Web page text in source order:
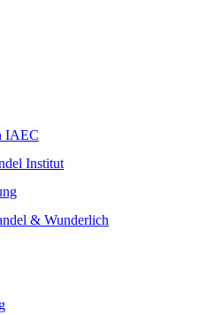
IAEC
Institut
& Wunderlich